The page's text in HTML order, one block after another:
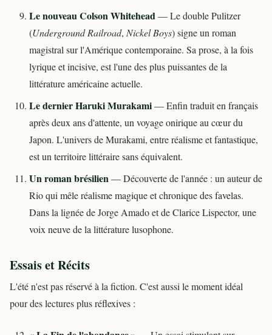
Le nouveau Colson Whitehead— Le double Pulitzer
(Underground Railroad, Nickel Boys) signe un roman
magistral sur l'Amérique contemporaine. Sa prose, à la fois
lyrique et incisive, est l'une des plus puissantes de la
littérature américaine actuelle.
Le dernier Haruki Murakami— Enfin traduit en français
après deux ans d'attente, un voyage onirique au cœur du
Japon. L'univers de Murakami, entre réalisme et fantastique,
est un territoire littéraire sans équivalent.
Un roman brésilien— Découverte de l'année : un auteur de
Rio qui mêle réalisme magique et chronique des favelas.
Dans la lignée de Jorge Amado et de Clarice Lispector, une
voix neuve de la littérature lusophone.
Essais et Récits
L'été n'est pas réservé à la fiction. C'est aussi le moment idéal
pour des lectures plus réflexives :